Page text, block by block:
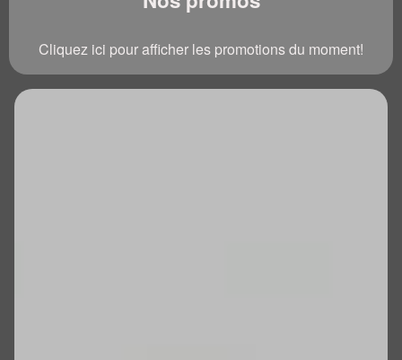
Cliquez ici pour afficher les promotions du moment!